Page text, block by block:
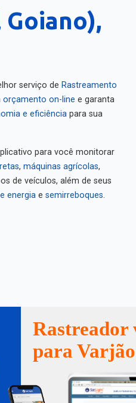
serviço de Rastreamento
orçamento on-line e garanta
e eficiência para sua
para você monitorar
, máquinas agrícolas,
de veículos, além de seus
energia e semirreboques.
Rastreador
para Varjão